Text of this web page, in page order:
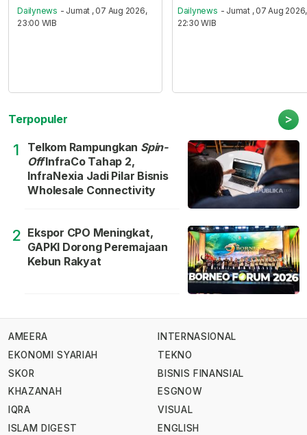
Dailynews - Jumat , 07 Aug 2026,
23:00 WIB
Dailynews - Jumat , 07 Aug 2026,
22:30 WIB
Terpopuler >
1 Telkom Rampungkan Spin-
OffInfraCo Tahap 2,
InfraNexia Jadi Pilar Bisnis
Wholesale Connectivity
2 Ekspor CPO Meningkat,
GAPKI Dorong Peremajaan
Kebun Rakyat
AMEERA
EKONOMI SYARIAH
SKOR
KHAZANAH
IQRA
ISLAM DIGEST
INTERNASIONAL
TEKNO
BISNIS FINANSIAL
ESGNOW
VISUAL
ENGLISH